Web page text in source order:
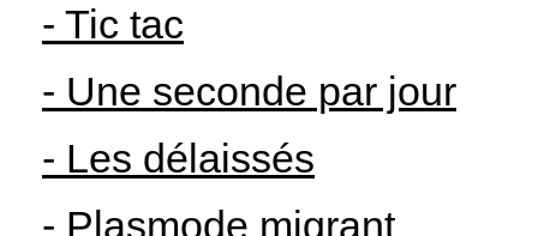
- Tic tac
- Une seconde par jour
- Les délaissés
- Plasmode migrant